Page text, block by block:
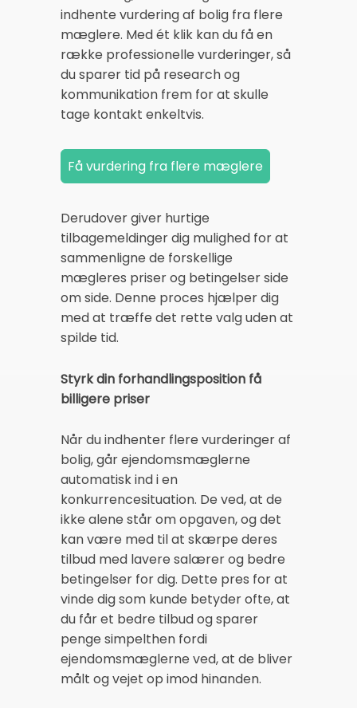
indhente vurdering af bolig fra flere
mæglere. Med ét klik kan du få en
række professionelle vurderinger, så
du sparer tid på research og
kommunikation frem for at skulle
tage kontakt enkeltvis.
Derudover giver hurtige
tilbagemeldinger dig mulighed for at
sammenligne de forskellige
mægleres priser og betingelser side
om side. Denne proces hjælper dig
med at træffe det rette valg uden at
spilde tid.
Styrk din forhandlingsposition få
billigere priser
Når du indhenter flere vurderinger af
bolig, går ejendomsmæglerne
automatisk ind i en
konkurrencesituation. De ved, at de
ikke alene står om opgaven, og det
kan være med til at skærpe deres
tilbud med lavere salærer og bedre
betingelser for dig. Dette pres for at
vinde dig som kunde betyder ofte, at
du får et bedre tilbud og sparer
penge simpelthen fordi
ejendomsmæglerne ved, at de bliver
målt og vejet op imod hinanden.